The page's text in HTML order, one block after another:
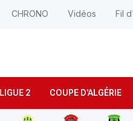
LIGUE 2 COUPE D'ALGÉRIE
CHRONO Vidéos Fil